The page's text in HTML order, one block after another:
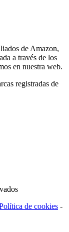
de Amazon,
a través de los
en nuestra web.
registradas de
de cookies -